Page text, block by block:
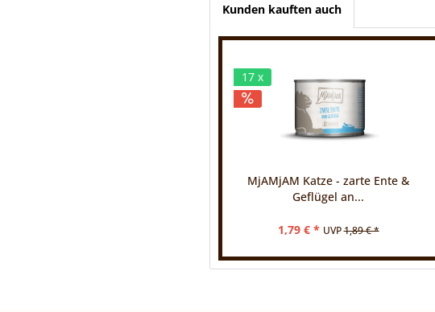
Kunden kauften auch
17 x
MjAMjAM Katze - zarte Ente &
Geflügel an...
1,79 € * UVP1,89 € *